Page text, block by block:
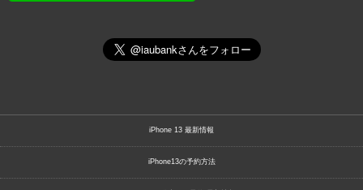
iPhone 13 最新情報
iPhone13の予約方法